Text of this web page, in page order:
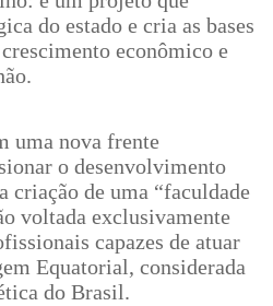
do estado e cria as bases
econômico e
uma nova frente
o desenvolvimento
criação de uma “faculdade
voltada exclusivamente
capazes de atuar
Equatorial, considerada
do Brasil.